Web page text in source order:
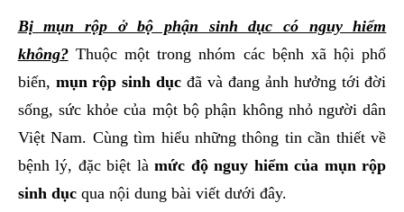
Bị mụn rộp ở bộ phận sinh dục có nguy hiểm
không?Thuộc một trong nhóm các bệnh xã hội phổ
biến, mụn rộp sinh dục đã và đang ảnh hưởng tới đời
sống, sức khỏe của một bộ phận không nhỏ người dân
Việt Nam. Cùng tìm hiểu những thông tin cần thiết về
bệnh lý, đặc biệt làmức độ nguy hiểm của mụn rộp
sinh dụcqua nội dung bài viết dưới đây.